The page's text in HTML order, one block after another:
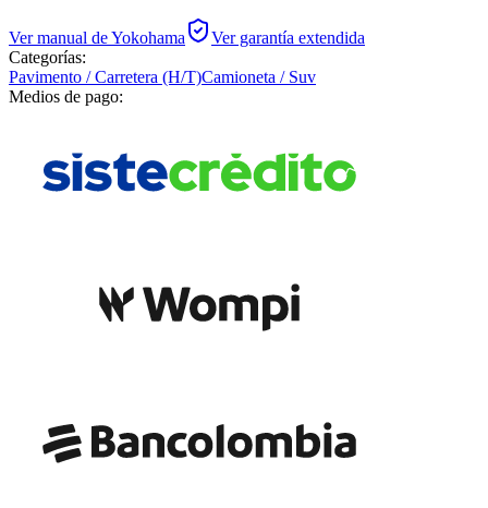
Ver manual deYokohama
Ver garantía extendida
Categorías:
Pavimento / Carretera (H/T)Camioneta / Suv
Medios de pago: